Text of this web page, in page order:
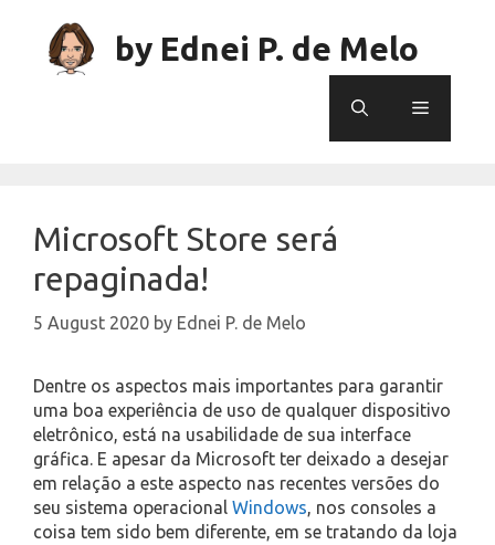
content
by Ednei P. de Melo
Menu
Microsoft Store será
repaginada!
5 August 2020 by Ednei P. de Melo
Dentre os aspectos mais importantes para garantir
uma boa experiência de uso de qualquer dispositivo
eletrônico, está na usabilidade de sua interface
gráfica. E apesar da Microsoft ter deixado a desejar
em relação a este aspecto nas recentes versões do
seu sistema operacional Windows, nos consoles a
coisa tem sido bem diferente, em se tratando da loja